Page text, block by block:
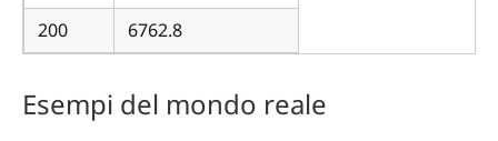
200
6762.8
Esempi del mondo reale